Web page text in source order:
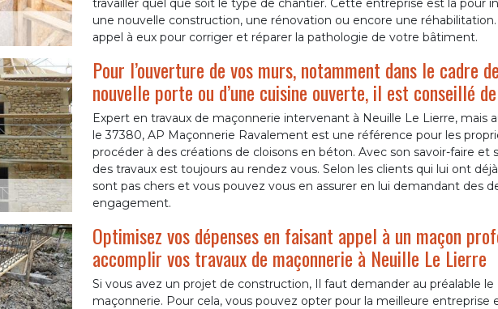
travailler quel que soit le type de chantier. Cette entreprise est là pour
une nouvelle construction, une rénovation ou encore une réhabilitation.
appel à eux pour corriger et réparer la pathologie de votre bâtiment.
Pour l’ouverture de vos murs, notamment dans le cadre
nouvelle porte ou d’une cuisine ouverte, il est conseillé
Expert en travaux de maçonnerie intervenant à Neuille Le Lierre, mais
le 37380, AP Maçonnerie Ravalement est une référence pour les
procéder à des créations de cloisons en béton. Avec son savoir-faire et
des travaux est toujours au rendez vous. Selon les clients qui lui ont
sont pas chers et vous pouvez vous en assurer en lui demandant des
engagement.
Optimisez vos dépenses en faisant appel à un maçon
accomplir vos travaux de maçonnerie à Neuille Le Lierre
Si vous avez un projet de construction, Il faut demander au préalable le
maçonnerie. Pour cela, vous pouvez opter pour la meilleure entreprise